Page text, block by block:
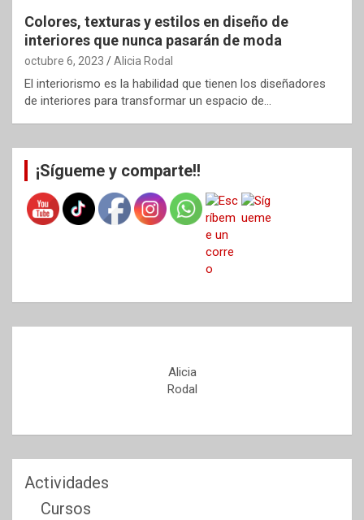
Colores, texturas y estilos en diseño de
interiores que nunca pasarán de moda
octubre 6, 2023 Alicia Rodal
El interiorismo es la habilidad que tienen los diseñadores
de interiores para transformar un espacio de…
¡Sígueme y comparte!!
Alicia
Rodal
Actividades
Cursos